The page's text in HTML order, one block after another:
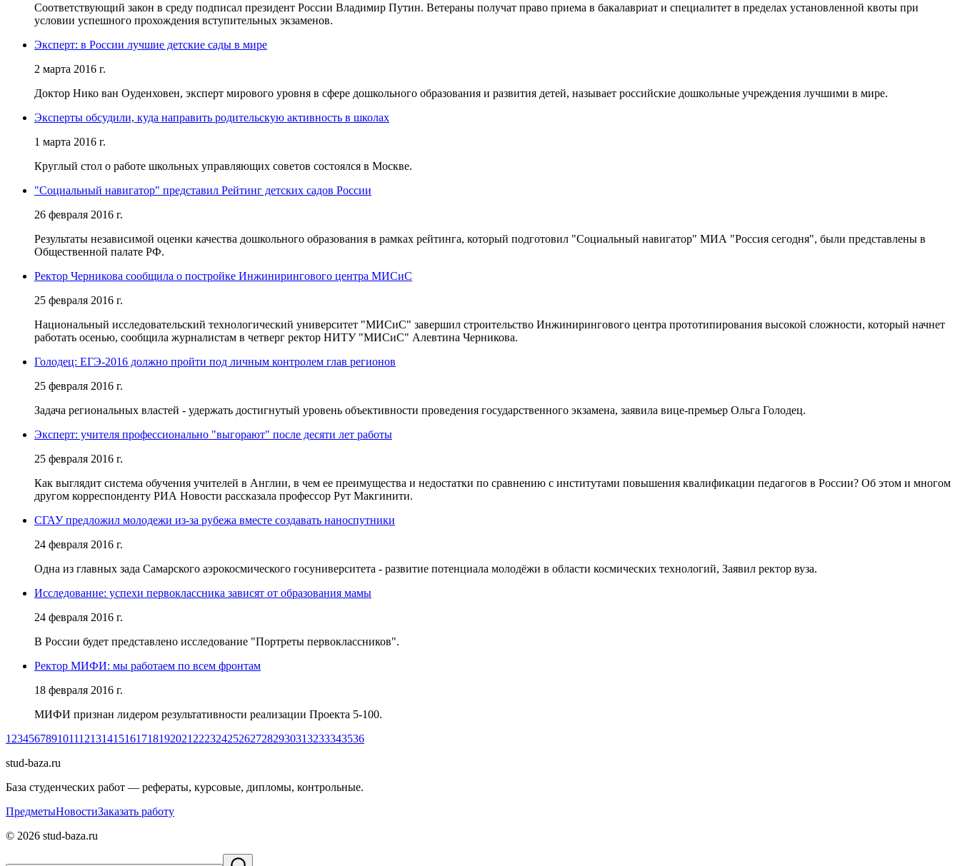
Соответствующий закон в среду подписал президент России Владимир Путин. Ветераны получат право приема в бакалавриат и специалитет в пределах установленной квоты при
условии успешного прохождения вступительных экзаменов.
Эксперт: в России лучшие детские сады в мире
2 марта 2016 г.
Доктор Нико ван Оуденховен, эксперт мирового уровня в сфере дошкольного образования и развития детей, называет российские дошкольные учреждения лучшими в мире.
Эксперты обсудили, куда направить родительскую активность в школах
1 марта 2016 г.
Круглый стол о работе школьных управляющих советов состоялся в Москве.
"Социальный навигатор" представил Рейтинг детских садов России
26 февраля 2016 г.
Результаты независимой оценки качества дошкольного образования в рамках рейтинга, который подготовил "Социальный навигатор" МИА "Россия сегодня", были представлены в
Общественной палате РФ.
Ректор Черникова сообщила о постройке Инжинирингового центра МИСиС
25 февраля 2016 г.
Национальный исследовательский технологический университет "МИСиС" завершил строительство Инжинирингового центра прототипирования высокой сложности, который начнет
работать осенью, сообщила журналистам в четверг ректор НИТУ "МИСиС" Алевтина Черникова.
Голодец: ЕГЭ-2016 должно пройти под личным контролем глав регионов
25 февраля 2016 г.
Задача региональных властей - удержать достигнутый уровень объективности проведения государственного экзамена, заявила вице-премьер Ольга Голодец.
Эксперт: учителя профессионально "выгорают" после десяти лет работы
25 февраля 2016 г.
Как выглядит система обучения учителей в Англии, в чем ее преимущества и недостатки по сравнению с институтами повышения квалификации педагогов в России? Об этом и многом
другом корреспонденту РИА Новости рассказала профессор Рут Макгинити.
СГАУ предложил молодежи из-за рубежа вместе создавать наноспутники
24 февраля 2016 г.
Одна из главных зада Самарского аэрокосмического госуниверситета - развитие потенциала молодёжи в области космических технологий, Заявил ректор вуза.
Исследование: успехи первоклассника зависят от образования мамы
24 февраля 2016 г.
В России будет представлено исследование "Портреты первоклассников".
Ректор МИФИ: мы работаем по всем фронтам
18 февраля 2016 г.
МИФИ признан лидером результативности реализации Проекта 5-100.
1 23456789101112131415161718192021 222324252627282930313233343536
stud-baza.ru
База студенческих работ — рефераты, курсовые, дипломы, контрольные.
ПредметыНовостиЗаказать работу
© 2026 stud-baza.ru